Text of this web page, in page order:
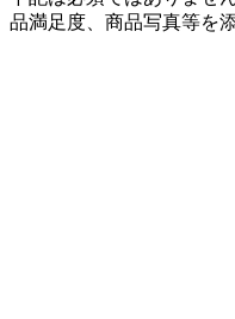
品満足度、商品写真等を